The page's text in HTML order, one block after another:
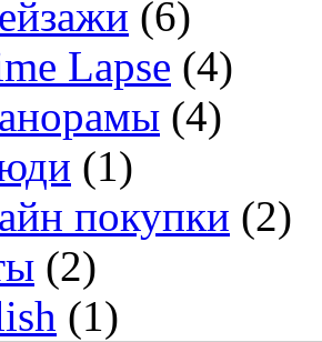
(6)
Lapse (4)
(4)
(1)
покупки (2)
(2)
(1)